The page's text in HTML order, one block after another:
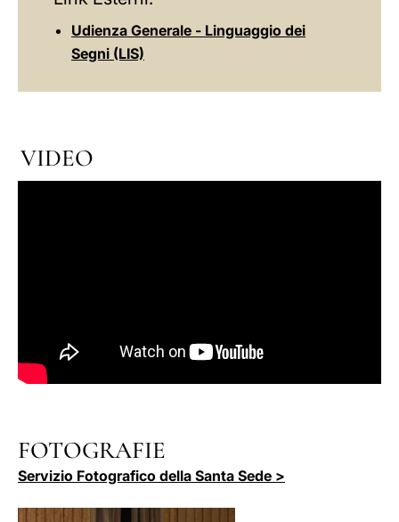
Udienza Generale - Linguaggio dei
Segni (LIS)
VIDEO
FOTOGRAFIE
Servizio Fotografico della Santa Sede >